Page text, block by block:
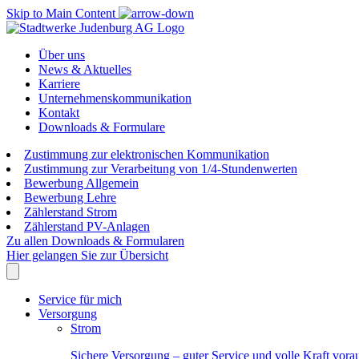
Skip to Main Content
Über uns
News & Aktuelles
Karriere
Unternehmenskommunikation
Kontakt
Downloads & Formulare
Zustimmung zur elektronischen Kommunikation
Zustimmung zur Verarbeitung von 1/4-Stundenwerten
Bewerbung Allgemein
Bewerbung Lehre
Zählerstand Strom
Zählerstand PV-Anlagen
Zu allen Downloads & Formularen
Hier gelangen Sie zur Übersicht
Service für mich
Versorgung
Strom
Sichere Versorgung – guter Service und volle Kraft